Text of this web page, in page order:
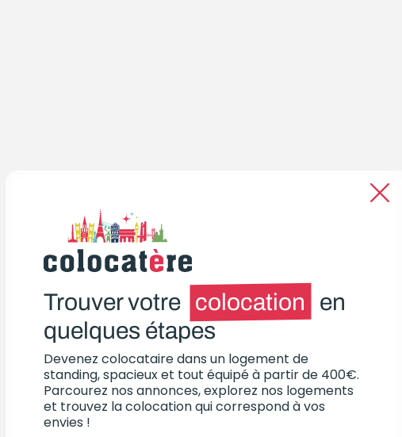
Trouver votre colocation
en
quelques étapes
Devenez colocataire dans un logement de
standing, spacieux et tout équipé à partir de 400€.
Parcourez nos annonces, explorez nos logements
et trouvez la colocation qui correspond à vos
envies !